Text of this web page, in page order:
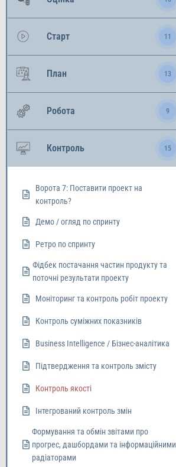
Старт 11
План 13
Робота 9
Контроль 15
Ворота 7: Поставити проект на
контроль?
Демо / огляд по спринту
Ретро по спринту
Фідбек постачання частин продукту та
поточні результати проекту
Моніторинг та контроль робіт проекту
Контроль суміжних показників
Business Intelligence / Бізнес-аналітика
Підтвердження та контроль змісту
Контроль якості
Інтегрований контроль змін
Формування та обмін звітами про
прогреc, дашбордами та інформаційними
радіаторами